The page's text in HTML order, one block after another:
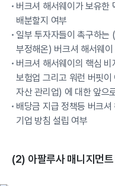
버크셔 해서웨이가 보유한
배분할지 여부
일부 투자자들이 촉구하는
부정해온) 버크셔 해서웨
버크셔 해서웨이의 핵심 비
보험업 그리고 워런 버핏
자산 관리업) 에 대한 앞으
배당금 지급 정책등 버크
기업 방침 설립 여부
(2) 아팔루사 매니지